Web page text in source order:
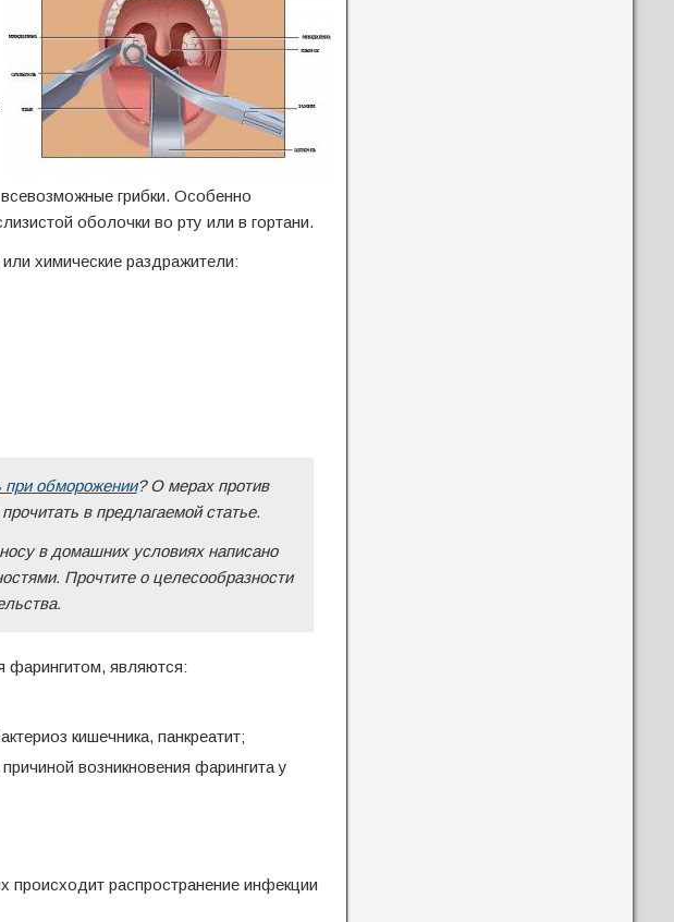
грибки. Особенно
оболочки во рту или в гортани.
химические раздражители:
при обморожении? О мерах против
в предлагаемой статье.
в домашних условиях написано
Прочтите о целесообразности
фарингитом, являются:
кишечника, панкреатит;
возникновения фарингита у
распространение инфекции